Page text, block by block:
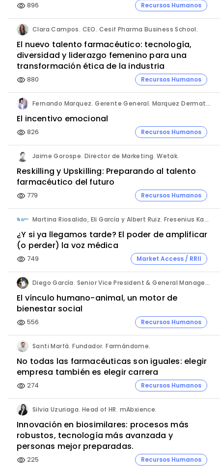
visibility 896 Recursos Humanos
Clara Campos. CEO. Cesif Pharma Business School.
El nuevo talento farmacéutico: tecnología,
diversidad y liderazgo femenino para una
transformación ética de la industria
visibility 880 Recursos Humanos
Fernando Marquez. Gerente General. Marquez Dermatológica, La Paz - Bolivia.
El incentivo emocional
visibility 826 Recursos Humanos
Jaime Gorospe. Director de Marketing. Wetak.
Reskilling y Upskilling: Preparando al talento
farmacéutico del futuro
visibility 779 Recursos Humanos
Martina Riosalido, Eli García y Albert Ruiz. Fresenius Kabi.
¿Y si ya llegamos tarde? El poder de amplificar
(o perder) la voz médica
visibility 749 Market Access / RRII
Diego García. Senior Vice President & General Manager Southern Europe Cluster. Zoetis.
El vínculo humano-animal, un motor de
bienestar social
visibility 556 Recursos Humanos
Santi Marfà. Fundador. Farmándome.
No todas las farmacéuticas son iguales: elegir
empresa también es elegir carrera
visibility 274 Recursos Humanos
Silvia Uzuriaga. Head of HR. mAbxience.
Innovación en biosimilares: procesos más
robustos, tecnología más avanzada y
personas mejor preparadas.
visibility 225 Recursos Humanos